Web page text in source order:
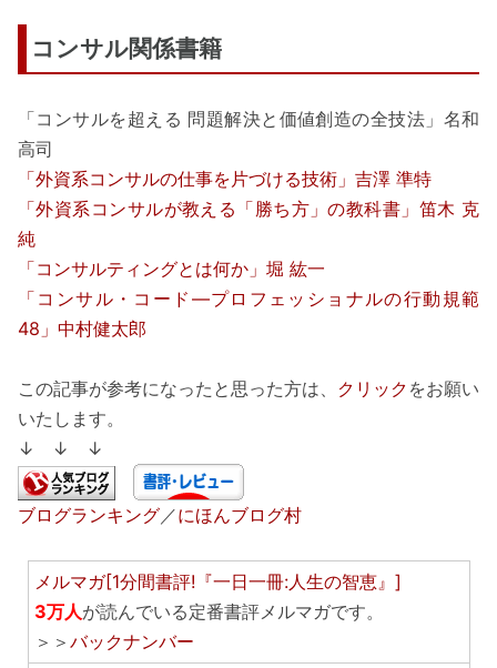
コンサル関係書籍
「コンサルを超える 問題解決と価値創造の全技法」名和
高司
「外資系コンサルの仕事を片づける技術」吉澤 準特
「外資系コンサルが教える「勝ち方」の教科書」笛木 克
純
「コンサルティングとは何か」堀 紘一
「コンサル・コード―プロフェッショナルの行動規範
48」中村健太郎
この記事が参考になったと思った方は、 クリック をお願い
いたします。
↓ ↓ ↓
ブログランキング／にほんブログ村
メルマガ[1分間書評!『一日一冊:人生の智恵』]
3万人が読んでいる定番書評メルマガです。
＞＞ バックナンバー